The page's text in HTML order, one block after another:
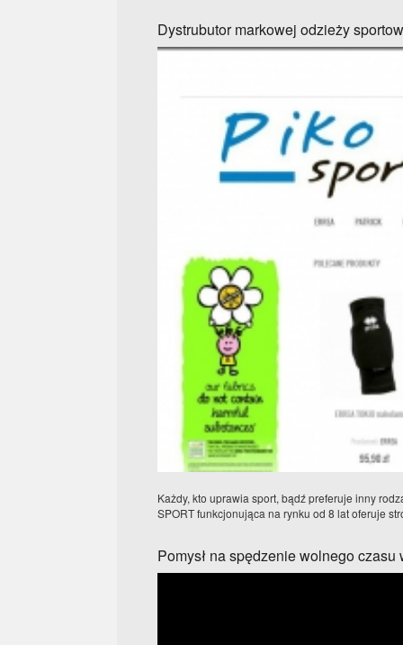
Dystrubutor markowej odzieży
Każdy, kto uprawia sport, bądź preferuje inny
SPORT funkcjonująca na rynku od 8 lat oferuje
Pomysł na spędzenie wolnego czasu